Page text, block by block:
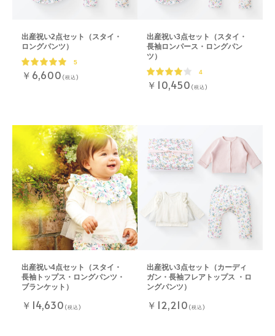
出産祝い2点セット（スタイ・
ロングパンツ）
5
￥6,600 (税込)
出産祝い3点セット（スタイ・
長袖ロンパース・ロングパン
ツ）
4
￥10,450 (税込)
出産祝い4点セット（スタイ・
長袖トップス・ロングパンツ・
ブランケット）
￥14,630 (税込)
出産祝い3点セット（カーディ
ガン・長袖フレアトップス ・ロ
ングパンツ）
￥12,210 (税込)